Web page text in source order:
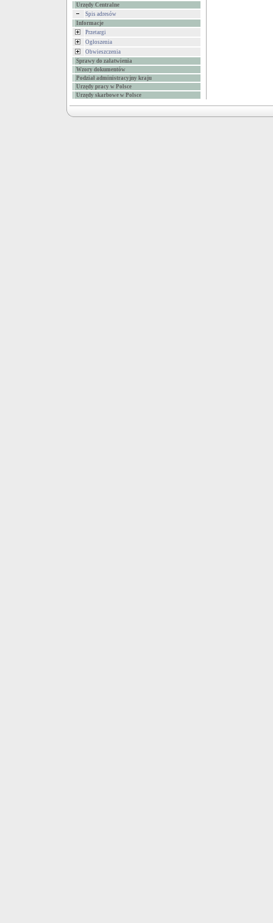
Urzędy Centralne
Spis adresów
Informacje
Przetargi
Ogłoszenia
Obwieszczenia
Sprawy do załatwienia
Wzory dokumentów
Podział administracyjny kraju
Urzędy pracy w Polsce
Urzędy skarbowe w Polsce